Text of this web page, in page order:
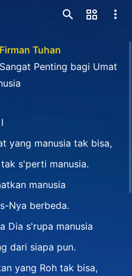
Tuhan
Penting bagi Umat
I
yang manusia tak bisa,
s'perti manusia.
manusia
Nya berbeda.
Dia s'rupa manusia
dari siapa pun.
yang Roh tak bisa,